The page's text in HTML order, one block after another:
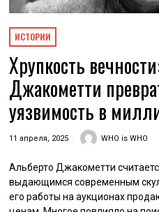
ИСТОРИИ
Хрупкость
Джакометти
уязвимость в
11 апреля, 2025 WHO is WHO
Альберто Джакометти
выдающимся современным
его работы на аукционах